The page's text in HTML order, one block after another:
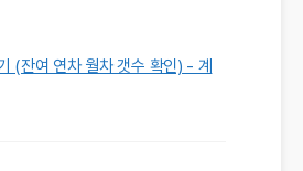
(잔여 연차 월차 갯수 확인) - 계